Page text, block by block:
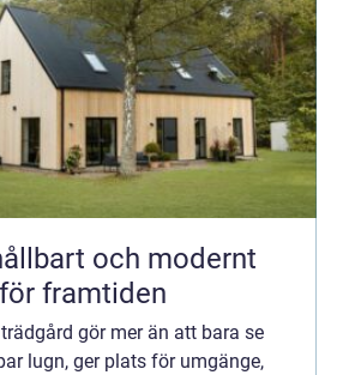
och modernt
framtiden
gör mer än att bara se
lugn, ger plats för umgänge,